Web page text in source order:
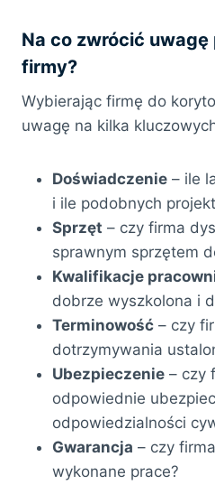
Na co zwrócić
firmy?
Wybierając firmę do
uwagę na kilka
Doświadczenie – ile
i ile podobnych
Sprzęt – czy firma
sprawnym sprzętem
Kwalifikacje
dobrze wyszkolona i
Terminowość – czy
dotrzymywania
Ubezpieczenie – czy
odpowiednie
odpowiedzialności
Gwarancja – czy
wykonane prace?